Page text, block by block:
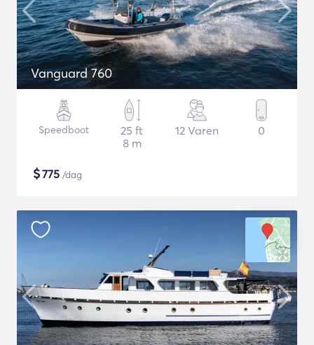
Vanguard 760
Speedboot
25 ft
8 m
12 Varen 0
$775 /dag